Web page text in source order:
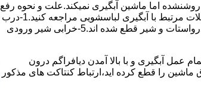
اﻣﺎ ﻣﺎﺷﯿﻦ آﺑﮕﯿﺮی نمیکند.ﻋﻠﺖ و نحوه رﻓﻊ
مشکل:آبگیری کند ماشین لباسشویی و یا آبگیر نکردن آن می تواند دلایل متفاوتی داشته باشد.برای مطالعه بیشتر می توانید به مشکلات مرتبط با آبگیری لباسشویی مراجعه کنید.1-درب
ﻣﺎﺷﯿﻦ ﺑﺎز اﺳﺖ.2-ﻣﯿﮑﺮوﺳﻮﺋﯿﭻ ﺧﺮاب اﺳﺖ.3-ﻫﯿﺪرواﺳﺘﺎت ﺧﺮاب اﺳﺖ.4-سیمهای راﺑﻂ ﺑﯿﻦ ﮐﻠﯿﺪ ﺗﺎﯾﻤﺮ لباسشویی،ﻣﯿﮑﺮوﺳﻮﺋﯿﭻ،ﻫﯿﺪرواﺳﺘﺎت و ﺷﯿﺮ ﻗﻄﻊ ﺷﺪه اند.5-خرابی شیر ورودی
ﺧﺮاب اﺳﺖ.نحوه رﻓﻊ:ﭘﺲ از اﺗﻤﺎم عمل آﺑﮕﯿﺮی و ﺑﺎ ﺑﺎﻻ آﻣﺪن دﯾﺎﻓﺮاﮔﻢ درون
ﺑﺮق ﻣﺎﺷﯿﻦ را ﻗﻄﻊ کرده اید،ارﺗﺒﺎط ﮐﻨﺘﺎﮐﺖ ﻫﺎی ﻣﺬﮐﻮر